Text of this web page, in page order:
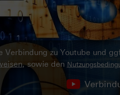
Verbindung zu Youtube und
, sowie den